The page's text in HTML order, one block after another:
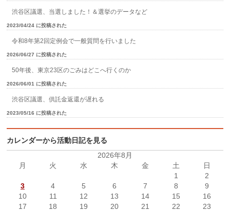
渋谷区議選、当選しました！＆選挙のデータなど
2023/04/24 に投稿された
令和8年第2回定例会で一般質問を行いました
2026/06/27 に投稿された
50年後、東京23区のごみはどこへ行くのか
2026/06/01 に投稿された
渋谷区議選、供託金返還が遅れる
2023/05/16 に投稿された
カレンダーから活動日記を見る
2026年8月
月
火 水 木 金 土 日
1
2
3
4 5 6 7 8
9
10
11 12 13 14 15
16
17
18 19 20 21 22
23